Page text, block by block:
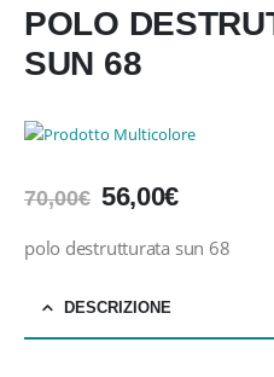
POLO
SUN 68
70,00€ Il
originale
70,00€.
56,00€Il
attuale
polo destrutturata sun 68
DESCRIZIONE